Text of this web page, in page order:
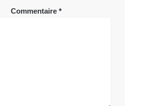
Commentaire *